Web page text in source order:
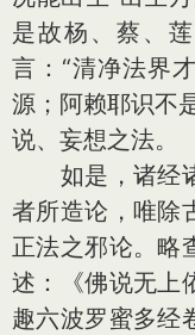
是故杨、蔡、
言：“清净法界
源；阿赖耶识不
说、妄想之法。
如是，诸经诸
者所造论，唯除
正法之邪论。略
述：《佛说无上
趣六波罗蜜多经